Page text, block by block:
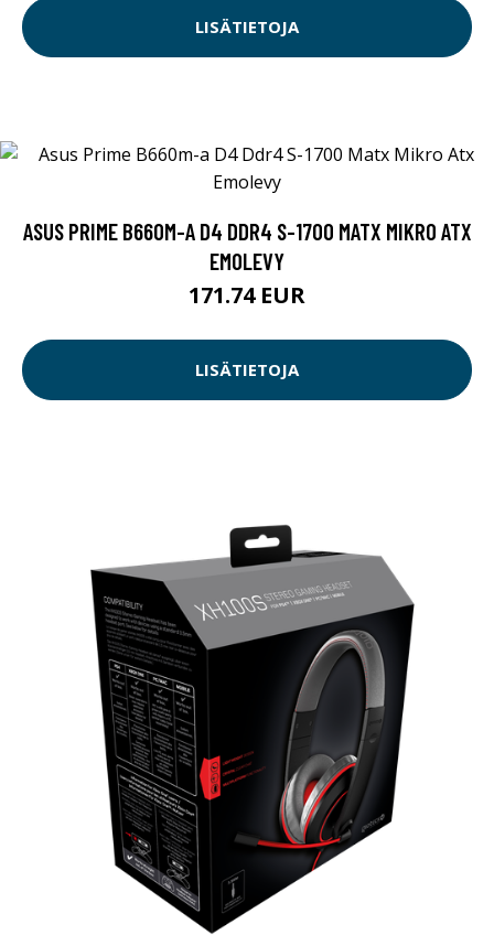
LISÄTIETOJA
ASUS PRIME B660M-A D4 DDR4 S-1700 MATX MIKRO ATX
EMOLEVY
171.74 EUR
LISÄTIETOJA